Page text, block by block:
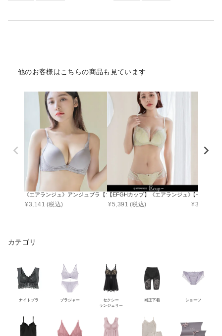
他のお客様はこちらの商品も見ています
《エアランジュ》アンジュブラ【ブラ単品】
¥3,141 (税込)
【EFGHカップ】《エアランジュ》ルリアン
¥5,391 (税込)
【一部カラ
¥3,992
カテゴリ
ナイトブラ ブラジャー
セクシー
ランジェリー
補正下着 ショーツ